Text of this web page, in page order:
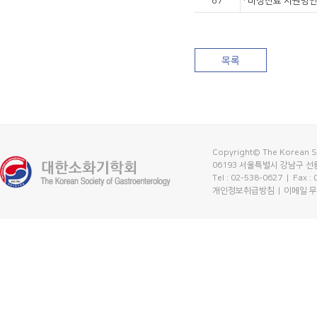
목록
Copyright© The Korean
06193 서울특별시 강남구
Tel : 02-538-0627 | Fax :
개인정보취급방침
이메일